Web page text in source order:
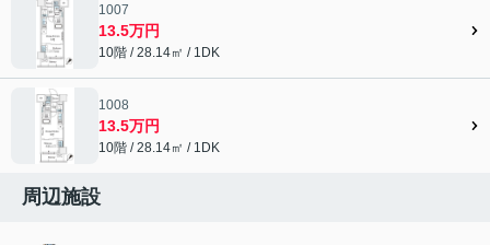
1007
13.5万円
10階 / 28.14㎡ / 1DK
1008
13.5万円
10階 / 28.14㎡ / 1DK
周辺施設